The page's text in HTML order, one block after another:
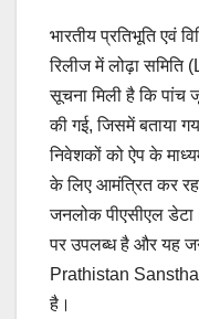
भारतीय प्रतिभूति एवं
रिलीज में लोढ़ा
सूचना मिली है कि पांच
की गई, जिसमें बताया
निवेशकों को ऐप के
के लिए आमंत्रित कर
जनलोक पीएसीएल
पर उपलब्ध है और यह
Prathistan
है।